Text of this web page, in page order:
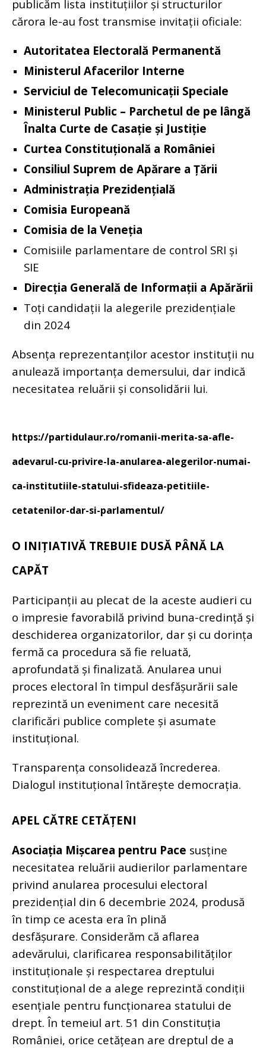
publicăm lista instituțiilor și structurilor
cărora le-au fost transmise invitații oficiale:
Autoritatea Electorală Permanentă
Ministerul Afacerilor Interne
Serviciul de Telecomunicații Speciale
Ministerul Public – Parchetul de pe lângă
Înalta Curte de Casație și Justiție
Curtea Constituțională a României
Consiliul Suprem de Apărare a Țării
Administrația Prezidențială
Comisia Europeană
Comisia de la Veneția
Comisiile parlamentare de control SRI și
SIE
Direcția Generală de Informații a Apărării
Toți candidații la alegerile prezidențiale
din 2024
Absența reprezentanților acestor instituții nu
anulează importanța demersului, dar indică
necesitatea reluării și consolidării lui.
https://partidulaur.ro/romanii-merita-sa-afle-
adevarul-cu-privire-la-anularea-alegerilor-numai-
ca-institutiile-statului-sfideaza-petitiile-
cetatenilor-dar-si-parlamentul/
O INIȚIATIVĂ TREBUIE DUSĂ PÂNĂ LA
CAPĂT
Participanții au plecat de la aceste audieri cu
o impresie favorabilă privind buna-credință și
deschiderea organizatorilor, dar și cu dorința
fermă ca procedura să fie reluată,
aprofundată și finalizată. Anularea unui
proces electoral în timpul desfășurării sale
reprezintă un eveniment care necesită
clarificări publice complete și asumate
instituțional.
Transparența consolidează încrederea.
Dialogul instituțional întărește democrația.
APEL CĂTRE CETĂȚENI
Asociația Mișcarea pentru Pace susține
necesitatea reluării audierilor parlamentare
privind anularea procesului electoral
prezidențial din 6 decembrie 2024, produsă
în timp ce acesta era în plină
desfășurare. Considerăm că aflarea
adevărului, clarificarea responsabilităților
instituționale și respectarea dreptului
constituțional de a alege reprezintă condiții
esențiale pentru funcționarea statului de
drept.În temeiul art. 51 din Constituția
României, orice cetățean are dreptul de a